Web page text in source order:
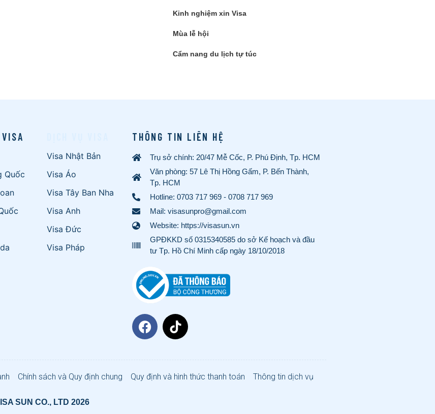
Kinh nghiệm xin Visa
Mùa lễ hội
Cẩm nang du lịch tự túc
Quốc
Visa Nhật Bản
Visa Áo
Visa Tây Ban Nha
Visa Anh
Visa Đức
Visa Pháp
THÔNG TIN LIÊN HỆ
Trụ sở chính: 20/47 Mễ Cốc, P. Phú Định, Tp. HCM
Văn phòng: 57 Lê Thị Hồng Gấm, P. Bến Thành,
Tp. HCM
Hotline: 0703 717 969 - 0708 717 969
Mail: visasunpro@gmail.com
Website: https://visasun.vn
GPĐKKD số 0315340585 do sở Kế hoạch và đầu
tư Tp. Hồ Chí Minh cấp ngày 18/10/2018
Chính sách và Quy định chung Quy định và hình thức thanh toán Thông tin dịch vụ
SUN CO., LTD 2026